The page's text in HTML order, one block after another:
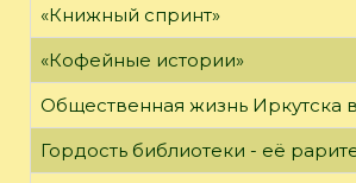
«Книжный спринт»
«Кофейные истории»
Общественная жизнь Иркутска
Гордость библиотеки - её